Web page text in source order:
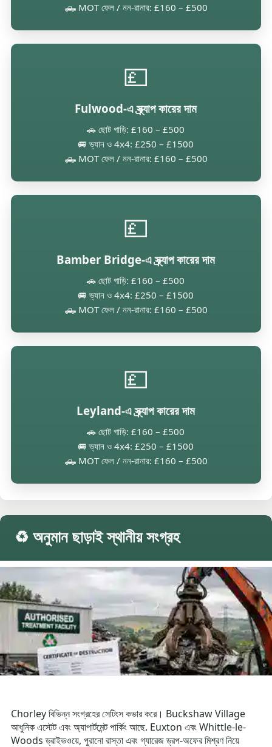
🛻 MOT ফেল / নন-রানার: £160 – £500
💷
Fulwood-এ স্ক্র্যাপ কারের দাম
🚗 ছোট গাড়ি: £160 – £500
🚐 ভ্যান ও 4x4: £250 – £1500
🛻 MOT ফেল / নন-রানার: £160 – £500
💷
Bamber Bridge-এ স্ক্র্যাপ কারের দাম
🚗 ছোট গাড়ি: £160 – £500
🚐 ভ্যান ও 4x4: £250 – £1500
🛻 MOT ফেল / নন-রানার: £160 – £500
💷
Leyland-এ স্ক্র্যাপ কারের দাম
🚗 ছোট গাড়ি: £160 – £500
🚐 ভ্যান ও 4x4: £250 – £1500
🛻 MOT ফেল / নন-রানার: £160 – £500
♻️ অনুমান ছাড়াই স্থানীয় সংগ্রহ
Chorley বিভিন্ন সংগ্রহের সেটিংস কভার করে। Buckshaw Village
আধুনিক এস্টেট এবং অ্যাপার্টমেন্ট পার্কিং আছে. Euxton এবং Whittle-le-
Woods ড্রাইভওয়ে, পুরানো রাস্তা এবং গ্যারেজ ড্রপ-অফের মিশ্রণ নিয়ে